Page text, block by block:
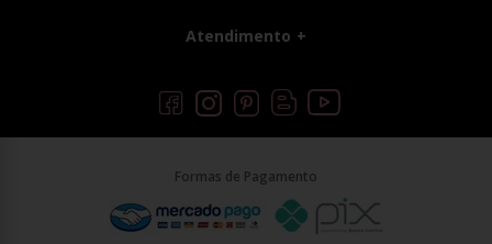
Atendimento
Formas de Pagamento